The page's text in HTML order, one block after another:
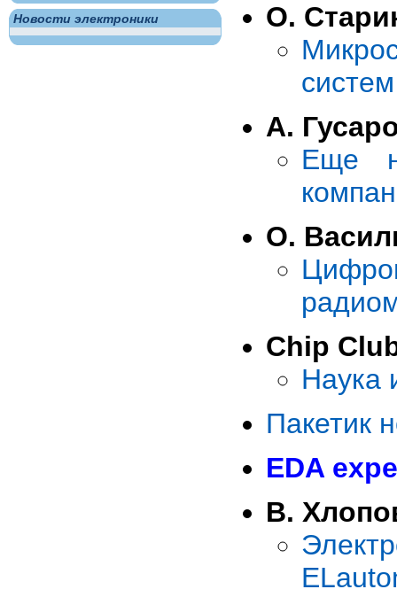
Новости электроники
О.
А.
Еще
О.
Chip
Наука
Пакетик
EDA
В.